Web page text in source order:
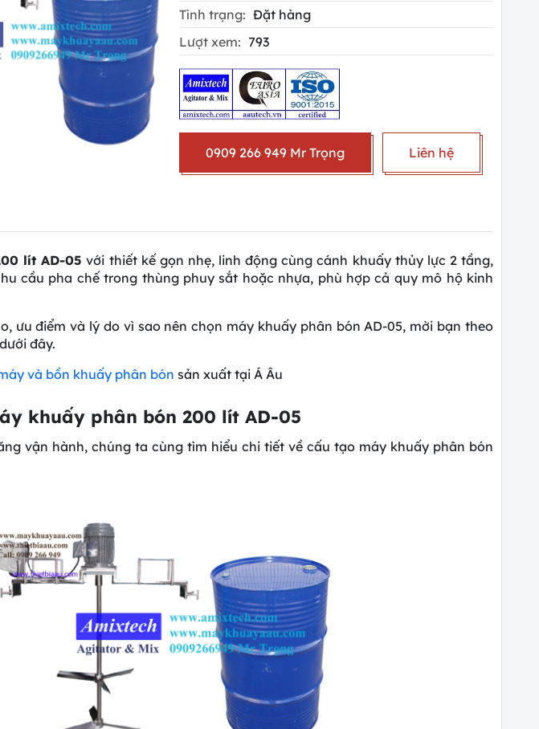
Tình trạng: Đặt hàng
Lượt xem: 793
0909 266 949 Mr Trọng Liên hệ
lít AD-05 với thiết kế gọn nhẹ, linh động cùng cánh khuấy thủy lực 2 tầng,
cầu pha chế trong thùng phuy sắt hoặc nhựa, phù hợp cả quy mô hộ kinh
ưu điểm và lý do vì sao nên chọn máy khuấy phân bón AD-05, mời bạn theo
đây.
và bồn khuấy phân bón sản xuất tại Á Âu
khuấy phân bón 200 lít AD-05
vận hành, chúng ta cùng tìm hiểu chi tiết về cấu tạo máy khuấy phân bón